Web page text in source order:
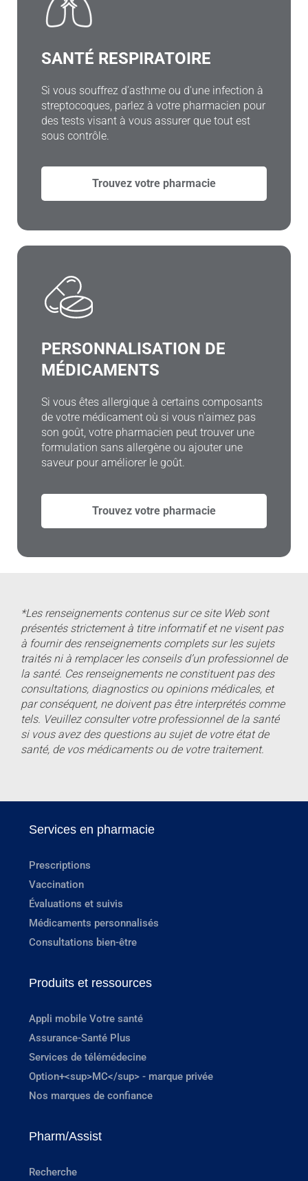
SANTÉ RESPIRATOIRE
Si vous souffrez d’asthme ou d'une infection à
streptocoques, parlez à votre pharmacien pour
des tests visant à vous assurer que tout est
sous contrôle.
Trouvez votre pharmacie
PERSONNALISATION DE
MÉDICAMENTS
Si vous êtes allergique à certains composants
de votre médicament où si vous n'aimez pas
son goût, votre pharmacien peut trouver une
formulation sans allergène ou ajouter une
saveur pour améliorer le goût.
Trouvez votre pharmacie
*Les renseignements contenus sur ce site Web sont
présentés strictement à titre informatif et ne visent pas
à fournir des renseignements complets sur les sujets
traités ni à remplacer les conseils d’un professionnel de
la santé. Ces renseignements ne constituent pas des
consultations, diagnostics ou opinions médicales, et
par conséquent, ne doivent pas être interprétés comme
tels. Veuillez consulter votre professionnel de la santé
si vous avez des questions au sujet de votre état de
santé, de vos médicaments ou de votre traitement.
Services en pharmacie
Prescriptions
Vaccination
Évaluations et suivis
Médicaments personnalisés
Consultations bien-être
Produits et ressources
Appli mobile Votre santé
Assurance-Santé Plus
Services de télémédecine
Option+<sup>MC</sup> - marque privée
Nos marques de confiance
Pharm/Assist
Recherche